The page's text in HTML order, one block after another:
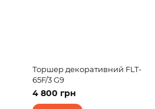
Торшер декоративний FLT-
65F/3 G9
4 800 грн